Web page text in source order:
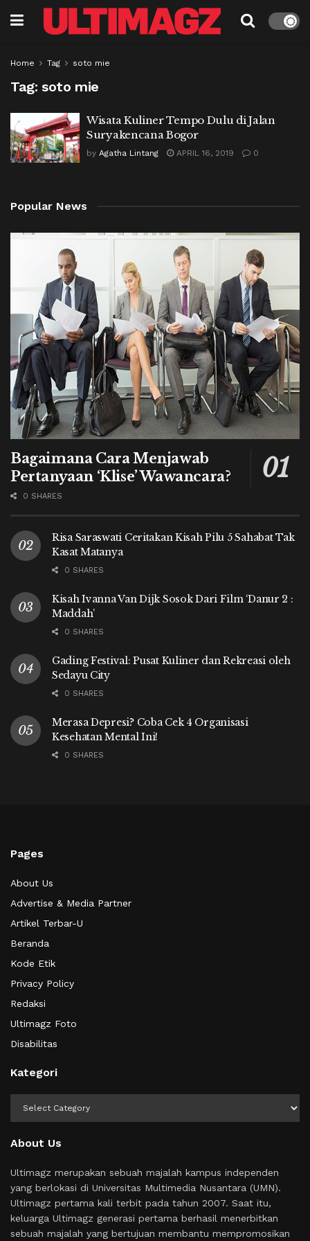
Home Tag soto mie
Tag: soto mie
Wisata Kuliner Tempo Dulu di Jalan
Suryakencana Bogor
by Agatha Lintang APRIL 16, 2019 0
Popular News
Bagaimana Cara Menjawab
Pertanyaan ‘Klise’ Wawancara?
0 SHARES
Risa Saraswati Ceritakan Kisah Pilu 5 Sahabat Tak
Kasat Matanya
0 SHARES
Kisah Ivanna Van Dijk Sosok Dari Film ‘Danur 2 :
Maddah’
0 SHARES
Gading Festival: Pusat Kuliner dan Rekreasi oleh
Sedayu City
0 SHARES
Merasa Depresi? Coba Cek 4 Organisasi
Kesehatan Mental Ini!
0 SHARES
Pages
About Us
Advertise & Media Partner
Artikel Terbar-U
Beranda
Kode Etik
Privacy Policy
Redaksi
Ultimagz Foto
Disabilitas
Kategori
About Us
Ultimagz merupakan sebuah majalah kampus independen
yang berlokasi di Universitas Multimedia Nusantara (UMN).
Ultimagz pertama kali terbit pada tahun 2007. Saat itu,
keluarga Ultimagz generasi pertama berhasil menerbitkan
sebuah majalah yang bertujuan membantu mempromosikan